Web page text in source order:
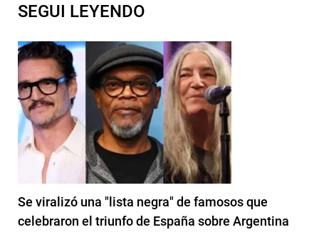
SEGUI LEYENDO
Se viralizó una "lista negra" de famosos que
celebraron el triunfo de España sobre Argentina